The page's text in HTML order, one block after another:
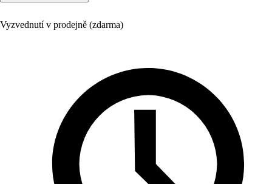
Vyzvednutí v prodejně (zdarma)